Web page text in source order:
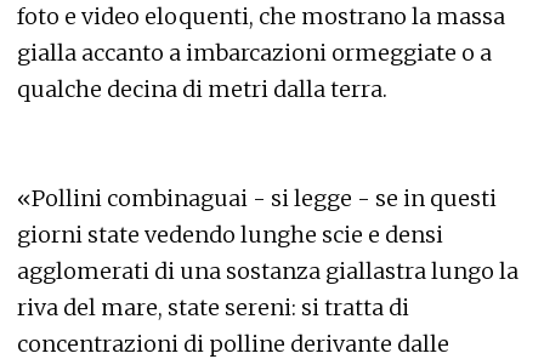
foto e video eloquenti, che mostrano la massa
gialla accanto a imbarcazioni ormeggiate o a
qualche decina di metri dalla terra.
«Pollini combinaguai - si legge - se in questi
giorni state vedendo lunghe scie e densi
agglomerati di una sostanza giallastra lungo la
riva del mare, state sereni: si tratta di
concentrazioni di polline derivante dalle